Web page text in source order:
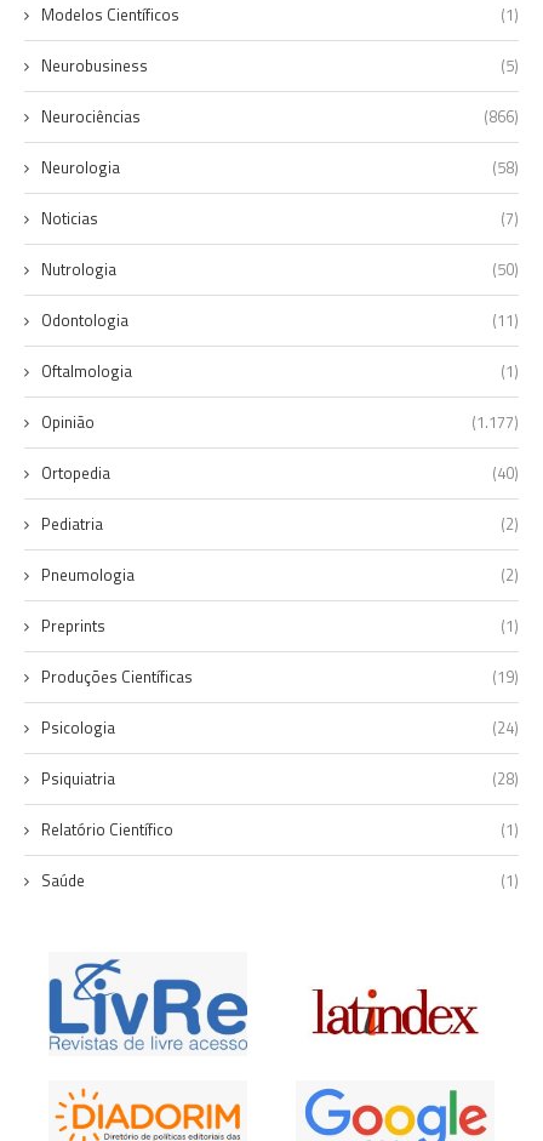
Modelos Científicos (1)
Neurobusiness (5)
Neurociências (866)
Neurologia (58)
Noticias (7)
Nutrologia (50)
Odontologia (11)
Oftalmologia (1)
Opinião (1.177)
Ortopedia (40)
Pediatria (2)
Pneumologia (2)
Preprints (1)
Produções Científicas (19)
Psicologia (24)
Psiquiatria (28)
Relatório Científico (1)
Saúde (1)